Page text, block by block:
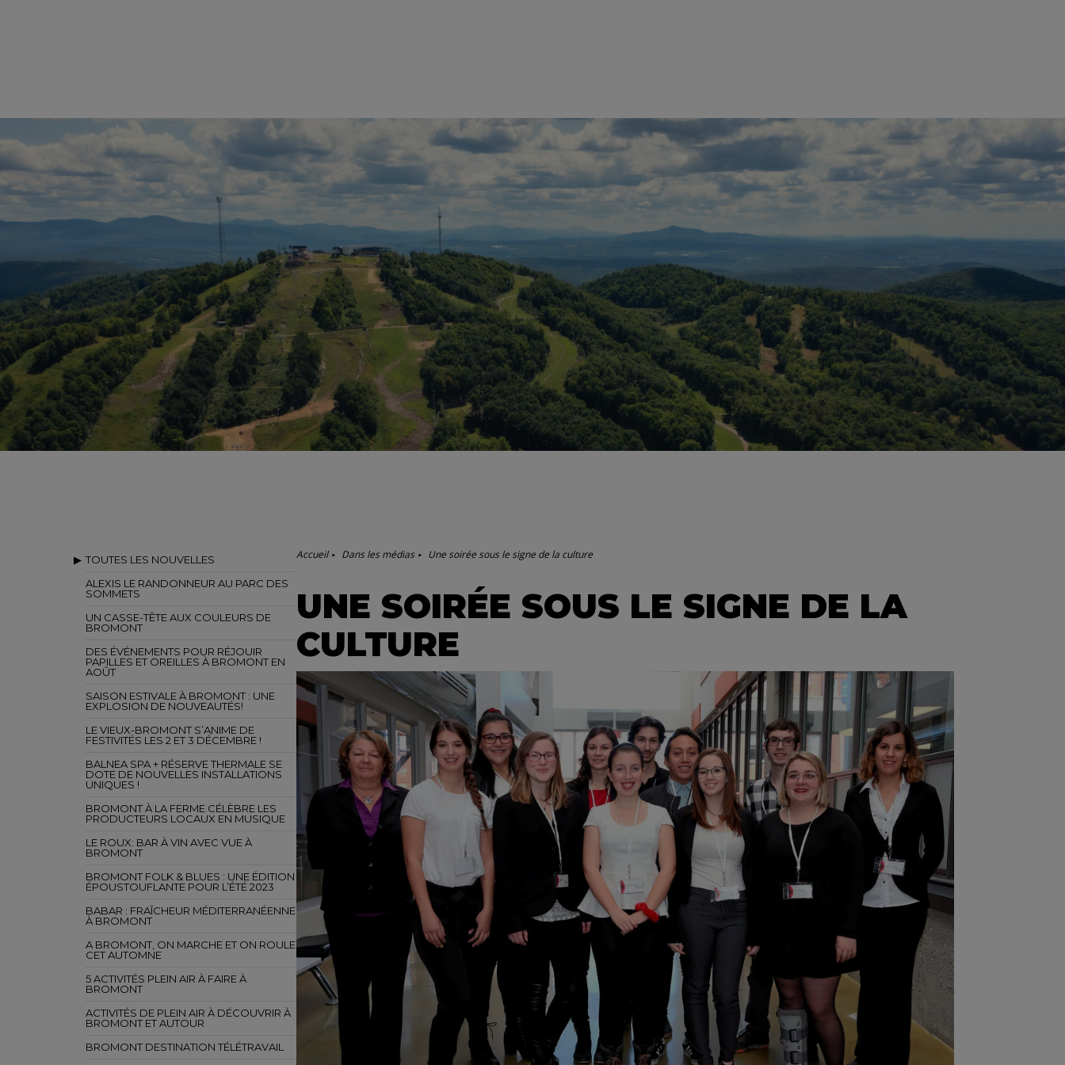
TOUTES LES NOUVELLES
ALEXIS LE RANDONNEUR AU PARC DES
SOMMETS
UN CASSE-TÊTE AUX COULEURS DE
BROMONT
DES ÉVÉNEMENTS POUR RÉJOUIR
PAPILLES ET OREILLES À BROMONT EN
AOÛT
SAISON ESTIVALE À BROMONT : UNE
EXPLOSION DE NOUVEAUTÉS!
LE VIEUX-BROMONT S’ANIME DE
FESTIVITÉS LES 2 ET 3 DÉCEMBRE !
BALNEA SPA + RÉSERVE THERMALE SE
DOTE DE NOUVELLES INSTALLATIONS
UNIQUES !
BROMONT À LA FERME CÉLÈBRE LES
PRODUCTEURS LOCAUX EN MUSIQUE
LE ROUX: BAR À VIN AVEC VUE À
BROMONT
BROMONT FOLK & BLUES : UNE ÉDITION
ÉPOUSTOUFLANTE POUR L’ÉTÉ 2023
BABAR : FRAÎCHEUR MÉDITERRANÉENNE
À BROMONT
A BROMONT, ON MARCHE ET ON ROULE
CET AUTOMNE
5 ACTIVITÉS PLEIN AIR À FAIRE À
BROMONT
ACTIVITÉS DE PLEIN AIR À DÉCOUVRIR À
BROMONT ET AUTOUR
BROMONT DESTINATION TÉLÉTRAVAIL
Accueil Dans les médias Une soirée sous le signe de la culture
UNE SOIRÉE SOUS LE SIGNE DE LA
CULTURE